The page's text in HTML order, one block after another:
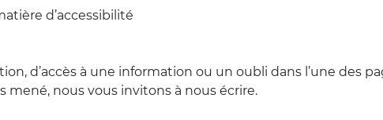
d’accessibilité
d’accès à une information ou un oubli dans l’une des
nous vous invitons à nous écrire.